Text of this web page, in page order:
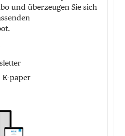
und überzeugen Sie sich
E-paper